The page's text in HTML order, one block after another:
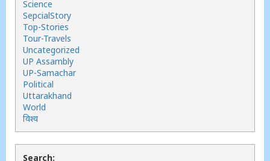
Science
SepcialStory
Top-Stories
Tour-Travels
Uncategorized
UP Assambly
UP-Samachar
Political
Uttarakhand
World
विश्व
Search: